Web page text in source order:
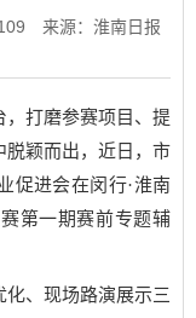
来源：淮南日报
打磨参赛项目、提
脱颖而出，近日，市
促进会在闵行·淮南
第一期赛前专题辅
、现场路演展示三